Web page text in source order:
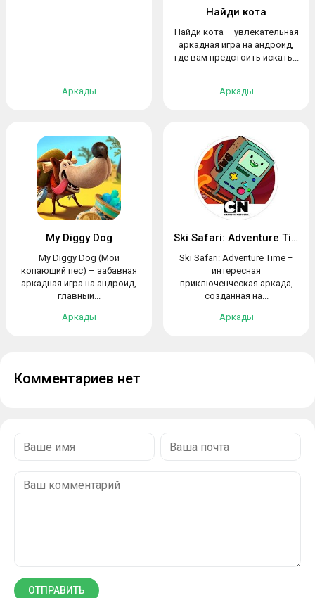
Аркады
Найди кота
Найди кота – увлекательная
аркадная игра на андроид,
где вам предстоить искать...
Аркады
My Diggy Dog
My Diggy Dog (Мой
копающий пес) – забавная
аркадная игра на андроид,
главный...
Аркады
Ski Safari: Adventure Time
Ski Safari: Adventure Time –
интересная
приключенческая аркада,
созданная на...
Аркады
Комментариев нет